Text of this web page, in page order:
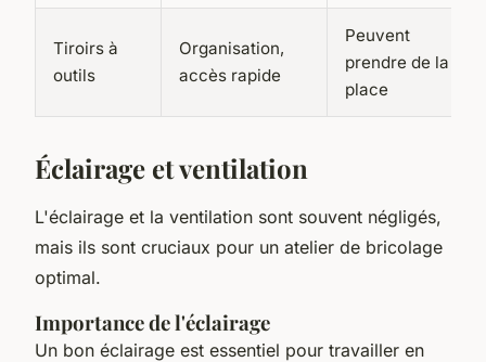
Tiroirs à
outils
Organisation,
accès rapide
Peuvent
prendre de la
place
Éclairage et ventilation
L'éclairage et la ventilation sont souvent négligés,
mais ils sont cruciaux pour un atelier de bricolage
optimal.
Importance de l'éclairage
Un bon éclairage est essentiel pour travailler en